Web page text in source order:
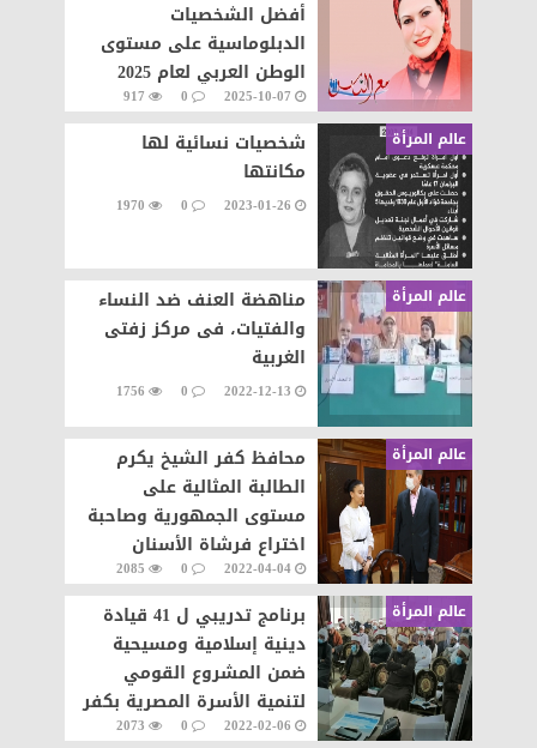
أفضل الشخصيات
الدبلوماسية على مستوى
الوطن العربي لعام 2025
2025-10-07
0
917
عالم المرأة
شخصيات نسائية لها
مكانتها
2023-01-26
0
1970
عالم المرأة
مناهضة العنف ضد النساء
والفتيات، فى مركز زفتى
الغربية
2022-12-13
0
1756
عالم المرأة
محافظ كفر الشيخ يكرم
الطالبة المثالية على
مستوى الجمهورية وصاحبة
اختراع فرشاة الأسنان
المطورة
2022-04-04
0
2085
عالم المرأة
برنامج تدريبي ل 41 قيادة
دينية إسلامية ومسيحية
ضمن المشروع القومي
لتنمية الأسرة المصرية بكفر
الشيخ
2022-02-06
0
2073